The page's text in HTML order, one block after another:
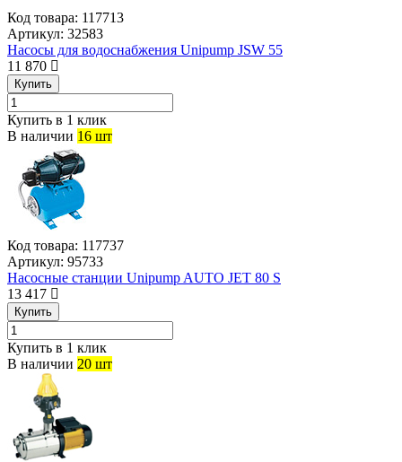
Код товара: 117713
Артикул: 32583
Насосы для водоснабжения Unipump JSW 55
11 870
Купить
Купить в 1 клик
В наличии 16 шт
Код товара: 117737
Артикул: 95733
Насосные станции Unipump AUTO JET 80 S
13 417
Купить
Купить в 1 клик
В наличии 20 шт